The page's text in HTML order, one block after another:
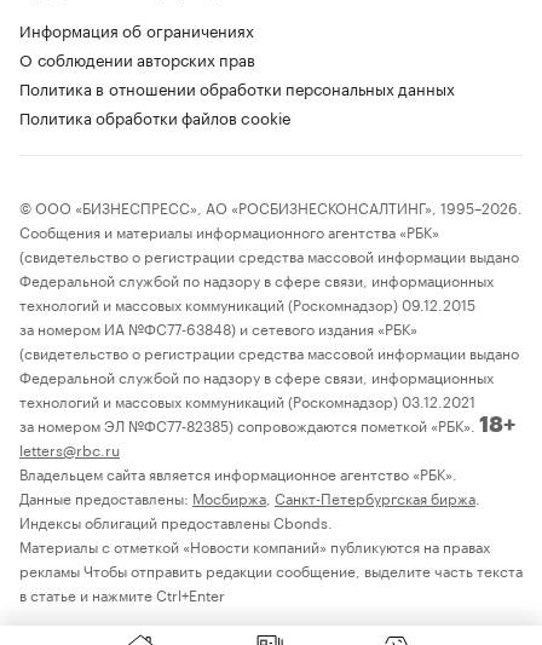
Информация об ограничениях
О соблюдении авторских прав
Политика в отношении обработки персональных данных
Политика обработки файлов cookie
© ООО «БИЗНЕСПРЕСС», АО «РОСБИЗНЕСКОНСАЛТИНГ», 1995–2026.
Сообщения и материалы информационного агентства «РБК»
(свидетельство о регистрации средства массовой информации выдано
Федеральной службой по надзору в сфере связи, информационных
технологий и массовых коммуникаций (Роскомнадзор) 09.12.2015
за номером ИА №ФС77-63848) и сетевого издания «РБК»
(свидетельство о регистрации средства массовой информации выдано
Федеральной службой по надзору в сфере связи, информационных
технологий и массовых коммуникаций (Роскомнадзор) 03.12.2021
за номером ЭЛ №ФС77-82385) сопровождаются пометкой «РБК». 18+
letters@rbc.ru
Владельцем сайта является информационное агентство «РБК».
Данные предоставлены: Мосбиржа Санкт-Петербургская биржа
Индексы облигаций предоставлены Cbonds.
Материалы с отметкой «Новости компаний» публикуются на правах
рекламы Чтобы отправить редакции сообщение, выделите часть текста
в статье и нажмите Ctrl+Enter